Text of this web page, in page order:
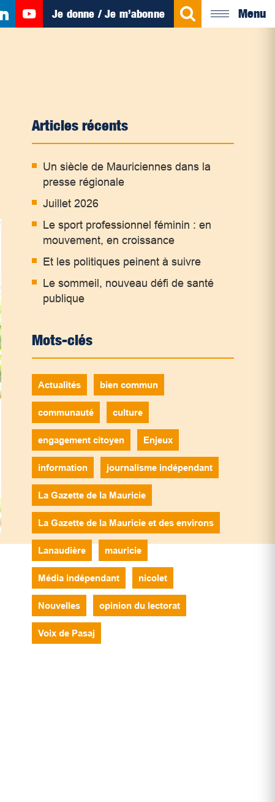
Je donne / Je m’abonne Menu
Articles récents
Un siècle de Mauriciennes dans la
presse régionale
Juillet 2026
Le sport professionnel féminin : en
mouvement, en croissance
Et les politiques peinent à suivre
Le sommeil, nouveau défi de santé
publique
Mots-clés
Actualités bien commun
communauté culture
engagement citoyen Enjeux
information journalisme indépendant
La Gazette de la Mauricie
La Gazette de la Mauricie et des environs
Lanaudière mauricie
Média indépendant nicolet
Nouvelles opinion du lectorat
Voix de Pasaj